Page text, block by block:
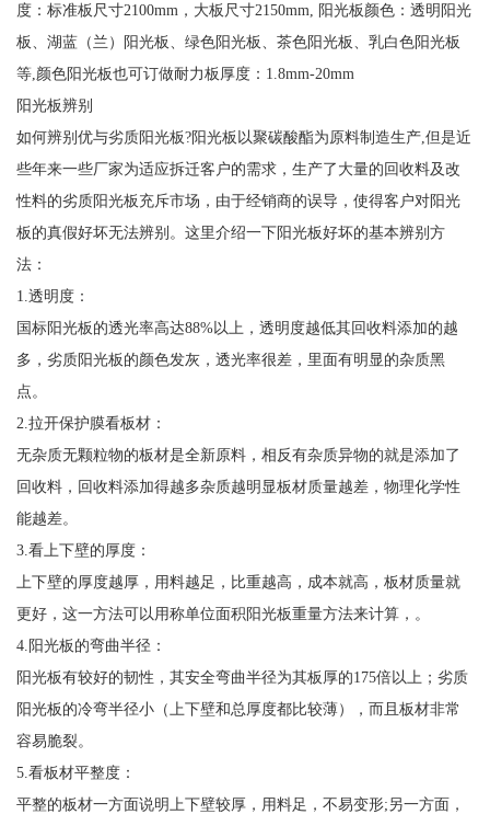
度：标准板尺寸2100mm，大板尺寸2150mm, 阳光板颜色：透明阳光
板、湖蓝（兰）阳光板、绿色阳光板、茶色阳光板、乳白色阳光板
等,颜色阳光板也可订做耐力板厚度：1.8mm-20mm
阳光板辨别
如何辨别优与劣质阳光板?阳光板以聚碳酸酯为原料制造生产,但是近
些年来一些厂家为适应拆迁客户的需求，生产了大量的回收料及改
性料的劣质阳光板充斥市场，由于经销商的误导，使得客户对阳光
板的真假好坏无法辨别。这里介绍一下阳光板好坏的基本辨别方
法：
1.透明度：
国标阳光板的透光率高达88%以上，透明度越低其回收料添加的越
多，劣质阳光板的颜色发灰，透光率很差，里面有明显的杂质黑
点。
2.拉开保护膜看板材：
无杂质无颗粒物的板材是全新原料，相反有杂质异物的就是添加了
回收料，回收料添加得越多杂质越明显板材质量越差，物理化学性
能越差。
3.看上下壁的厚度：
上下壁的厚度越厚，用料越足，比重越高，成本就高，板材质量就
更好，这一方法可以用称单位面积阳光板重量方法来计算，。
4.阳光板的弯曲半径：
阳光板有较好的韧性，其安全弯曲半径为其板厚的175倍以上；劣质
阳光板的冷弯半径小（上下壁和总厚度都比较薄），而且板材非常
容易脆裂。
5.看板材平整度：
平整的板材一方面说明上下壁较厚，用料足，不易变形;另一方面，